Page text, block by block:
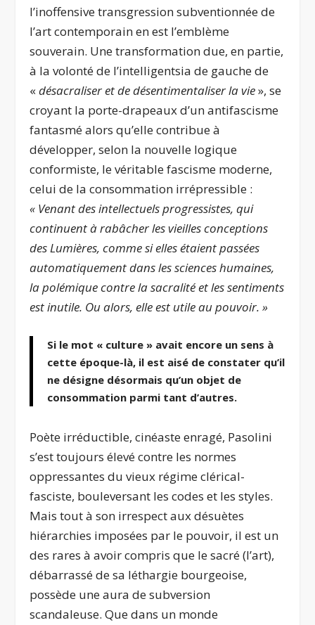
l’inoffensive transgression subventionnée de
l’art contemporain en est l’emblème
souverain. Une transformation due, en partie,
à la volonté de l’intelligentsia de gauche de
«désacraliser et de désentimentaliser la vie», se
croyant la porte-drapeaux d’un antifascisme
fantasmé alors qu’elle contribue à
développer, selon la nouvelle logique
conformiste, le véritable fascisme moderne,
celui de la consommation irrépressible :
« Venant des intellectuels progressistes, qui
continuent à rabâcher les vieilles conceptions
des Lumières, comme si elles étaient passées
automatiquement dans les sciences humaines,
la polémique contre la sacralité et les sentiments
est inutile. Ou alors, elle est utile au pouvoir. »
Si le mot « culture » avait encore un sens à
cette époque-là, il est aisé de constater qu’il
ne désigne désormais qu’un objet de
consommation parmi tant d’autres.
Poète irréductible, cinéaste enragé, Pasolini
s’est toujours élevé contre les normes
oppressantes du vieux régime clérical-
fasciste, bouleversant les codes et les styles.
Mais tout à son irrespect aux désuètes
hiérarchies imposées par le pouvoir, il est un
des rares à avoir compris que le sacré (l’art),
débarrassé de sa léthargie bourgeoise,
possède une aura de subversion
scandaleuse. Que dans un monde